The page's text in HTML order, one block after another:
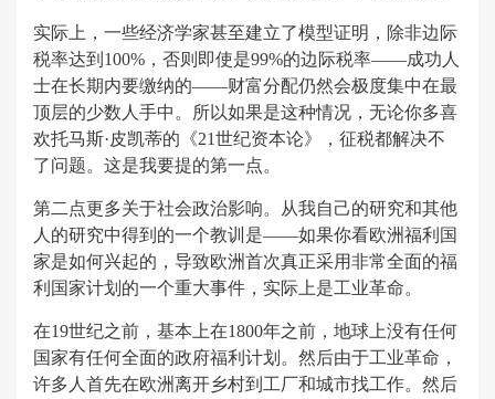
实际上，一些经济学家甚至建立了模型证明，除非边际
税率达到100%，否则即使是99%的边际税率——成功人
士在长期内要缴纳的——财富分配仍然会极度集中在最
顶层的少数人手中。所以如果是这种情况，无论你多喜
欢托马斯·皮凯蒂的《21世纪资本论》，征税都解决不
了问题。这是我要提的第一点。
第二点更多关于社会政治影响。从我自己的研究和其他
人的研究中得到的一个教训是——如果你看欧洲福利国
家是如何兴起的，导致欧洲首次真正采用非常全面的福
利国家计划的一个重大事件，实际上是工业革命。
在19世纪之前，基本上在1800年之前，地球上没有任何
国家有任何全面的政府福利计划。然后由于工业革命，
许多人首先在欧洲离开乡村到工厂和城市找工作。然后